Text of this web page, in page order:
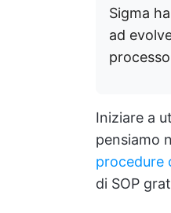
Sigma
ad
Iniziare a
pensiamo
procedure
di SOP